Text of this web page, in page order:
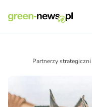
Partnerzy strategiczni